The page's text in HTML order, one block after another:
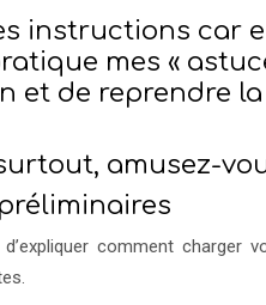
instructions car
mes «
et de reprendre
amusez-
comment charger